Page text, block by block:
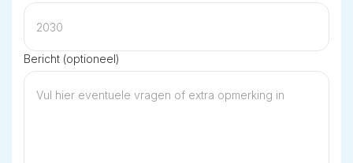
Bericht (optioneel)